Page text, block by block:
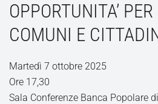
OPPORTUNITA’
COMUNI E
Martedì 7 ottobre 2025
Ore 17,30
Sala Conferenze Banca Popolare